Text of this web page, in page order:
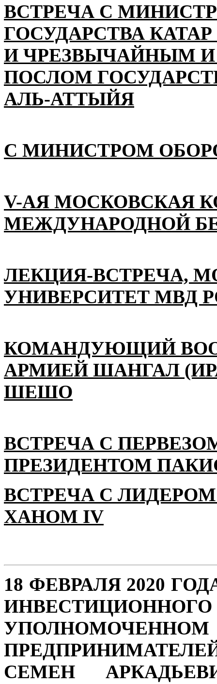
ВСТРЕЧА С
ГОСУДАРСТВА
И ЧРЕЗВЫЧАЙНЫМ
ПОСЛОМ
АЛЬ-АТТЫЙЯ
С МИНИСТРОМ
V-АЯ МОСКОВСКАЯ
МЕЖДУНАРОДНОЙ
ЛЕКЦИЯ-ВСТРЕЧА,
УНИВЕРСИТЕТ МВД
КОМАНДУЮЩИЙ
АРМИЕЙ ШАНГАЛ
ШЕШО
ВСТРЕЧА С
ПРЕЗИДЕНТОМ
ВСТРЕЧА С
ХАНОМ IV
18 ФЕВРАЛЯ 2020
СЕМЕН